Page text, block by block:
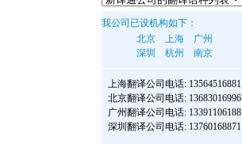
我公司已设机构如下：
北京
上海
广州
深圳
杭州 南京
上海翻译公司 电话: 13564516881
北京翻译公司 电话: 13683016996
广州翻译公司 电话: 13391106188
深圳翻译公司 电话: 13760168871